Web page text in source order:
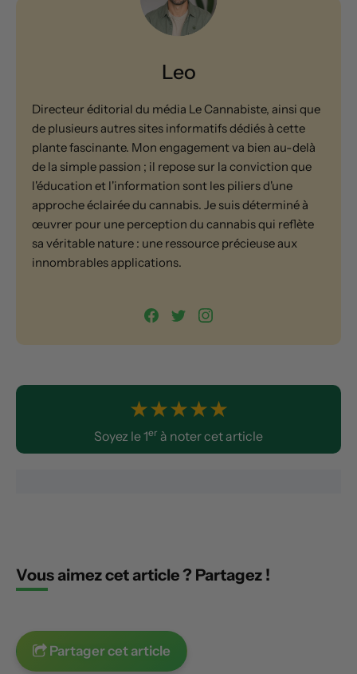
Leo
Directeur éditorial du média Le Cannabiste, ainsi que
de plusieurs autres sites informatifs dédiés à cette
plante fascinante. Mon engagement va bien au-delà
de la simple passion ; il repose sur la conviction que
l'éducation et l'information sont les piliers d'une
approche éclairée du cannabis. Je suis déterminé à
œuvrer pour une perception du cannabis qui reflète
sa véritable nature : une ressource précieuse aux
innombrables applications.
★★★★★
Soyez le 1er à noter cet article
Vous aimez cet article ? Partagez !
Partager cet article